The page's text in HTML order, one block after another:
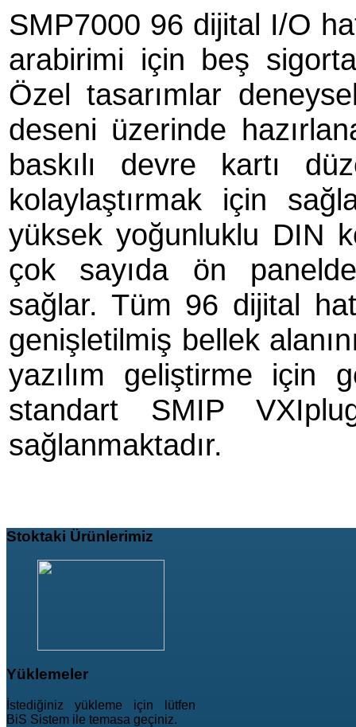
SMP7000 96 dijital I/O
arabirimi için beş
Özel tasarımlar
deseni üzerinde
baskılı devre kartı
kolaylaştırmak için
yüksek yoğunluklu DIN
çok sayıda ön
sağlar. Tüm 96 dijital
genişletilmiş bellek
yazılım geliştirme için
standart SMIP
sağlanmaktadır.
Stoktaki Ürünlerimiz
Yüklemeler
İstediğiniz yükleme için lütfen
BiS Sistem ile temasa geçiniz.